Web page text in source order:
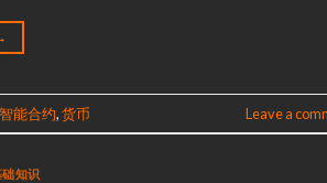
智能合约,货币 Leave a
础知识